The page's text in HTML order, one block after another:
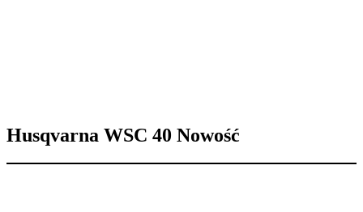
Husqvarna WSC 40 Nowość